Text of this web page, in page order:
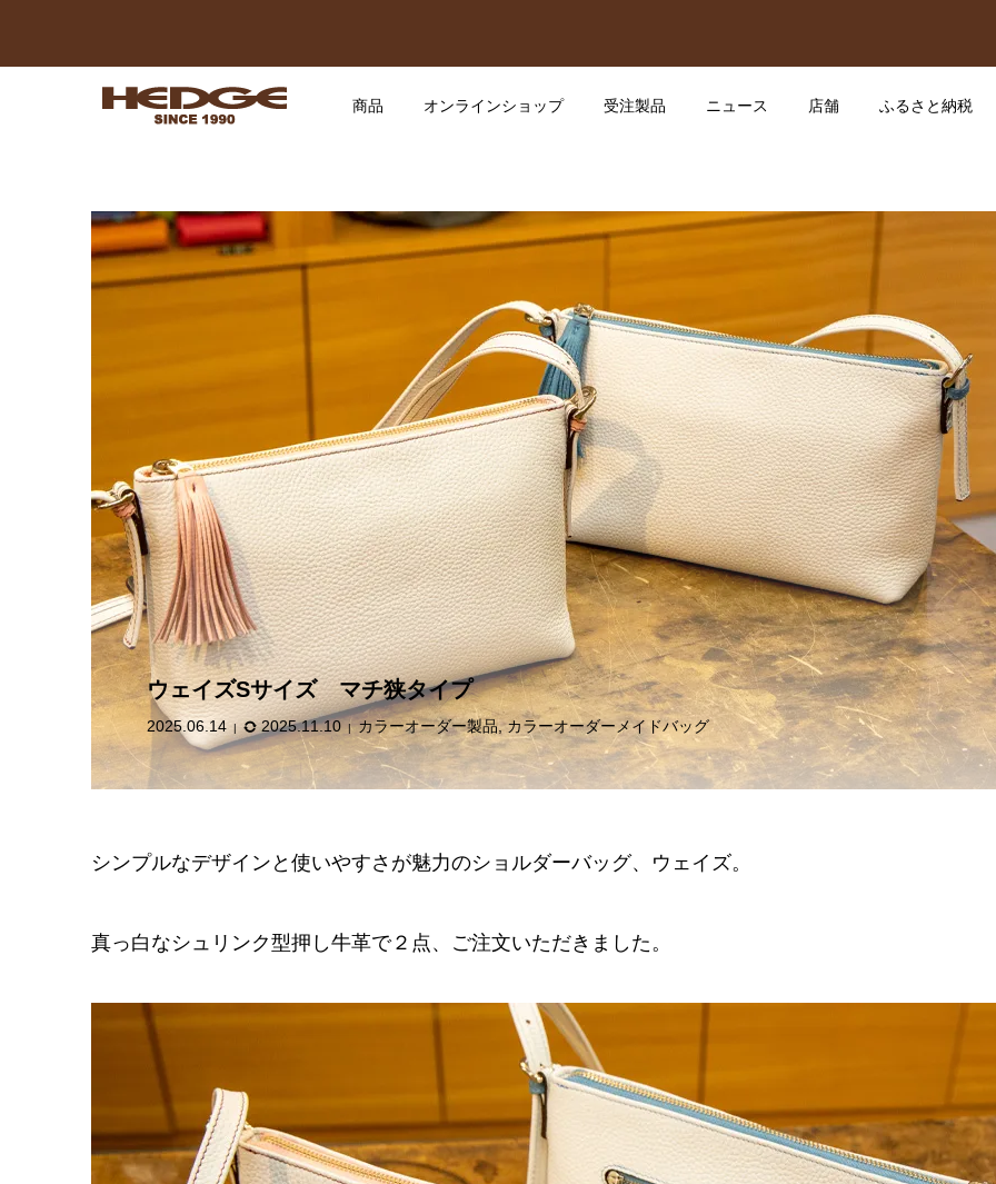
商品 オンラインショップ 受注製品 ニュース 店舗 ふるさと納税
ミシェル&ミシェルミニ
2026.06.01
ドクターリュックSサイズ
2025.05.27
トラベルボストン
2025.06.14
ウェイズSサイズ マチ狭
イプ
2025.06.14
ウェイズSサイズ マチ狭タイプ
2025.06.14 2025.11.10 カラーオーダー製品,カラーオーダーメイドバッグ
シンプルなデザインと使いやすさが魅力のショルダーバッグ、ウェイズ。
真っ白なシュリンク型押し牛革で２点、ご注文いただきました。